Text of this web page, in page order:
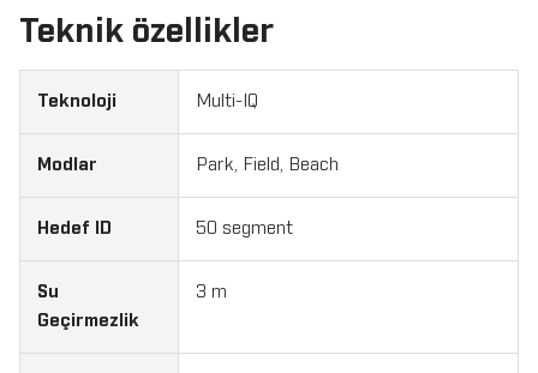
Teknik özellikler
Teknoloji Multi-IQ
Modlar Park, Field, Beach
Hedef ID 50 segment
Su
Geçirmezlik
3 m